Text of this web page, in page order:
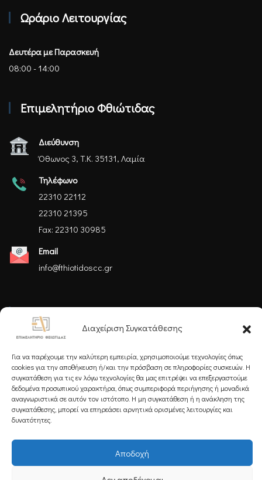
Διαχείριση Συγκατάθεσης
Για να παρέχουμε την καλύτερη εμπειρία, χρησιμοποιούμε τεχνολογίες όπως
cookies για την αποθήκευση ή/και την πρόσβαση σε πληροφορίες συσκευών. Η
συγκατάθεση για τις εν λόγω τεχνολογίες θα μας επιτρέψει να επεξεργαστούμε
δεδομένα προσωπικού χαρακτήρα, όπως συμπεριφορά περιήγησης ή μοναδικά
αναγνωριστικά σε αυτόν τον ιστότοπο. Η μη συγκατάθεση ή η ανάκληση της
συγκατάθεσης, μπορεί να επηρεάσει αρνητικά ορισμένες λειτουργίες και
δυνατότητες.
Αποδοχή
Ωράριο Λειτουργίας
Δευτέρα με Παρασκευή
08:00 - 14:00
Επιμελητήριο Φθιώτιδας
Διεύθυνση
Όθωνος 3, Τ.Κ. 35131, Λαμία
Τηλέφωνο
22310 22112
22310 21395
Fax: 22310 30985
Email
info@fthiotidoscc.gr
Ακολουθήστε μας
Εγγραφείτε στο Newsletter μας